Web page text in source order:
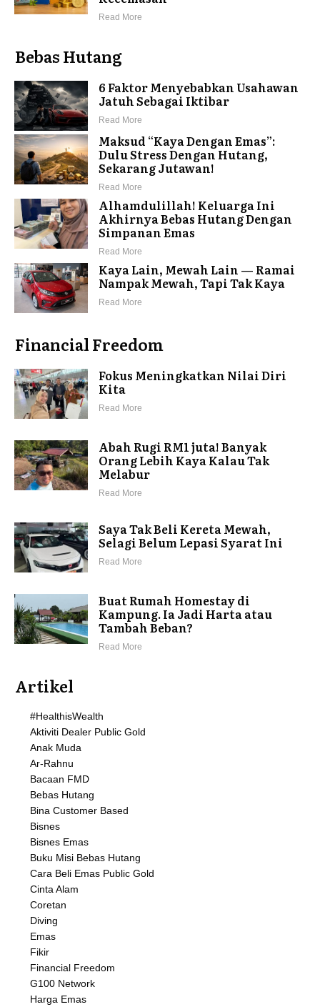
Read More
Bebas Hutang
6 Faktor Menyebabkan Usahawan
Jatuh Sebagai Iktibar
Read More
Maksud “Kaya Dengan Emas”:
Dulu Stress Dengan Hutang,
Sekarang Jutawan!
Read More
Alhamdulillah! Keluarga Ini
Akhirnya Bebas Hutang Dengan
Simpanan Emas
Read More
Kaya Lain, Mewah Lain — Ramai
Nampak Mewah, Tapi Tak Kaya
Read More
Financial Freedom
Fokus Meningkatkan Nilai Diri
Kita
Read More
Abah Rugi RM1 juta! Banyak
Orang Lebih Kaya Kalau Tak
Melabur
Read More
Saya Tak Beli Kereta Mewah,
Selagi Belum Lepasi Syarat Ini
Read More
Buat Rumah Homestay di
Kampung. Ia Jadi Harta atau
Tambah Beban?
Read More
Artikel
#HealthisWealth
Aktiviti Dealer Public Gold
Anak Muda
Ar-Rahnu
Bacaan FMD
Bebas Hutang
Bina Customer Based
Bisnes
Bisnes Emas
Buku Misi Bebas Hutang
Cara Beli Emas Public Gold
Cinta Alam
Coretan
Diving
Emas
Fikir
Financial Freedom
G100 Network
Harga Emas